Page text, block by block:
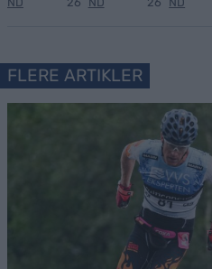
FLERE ARTIKLER